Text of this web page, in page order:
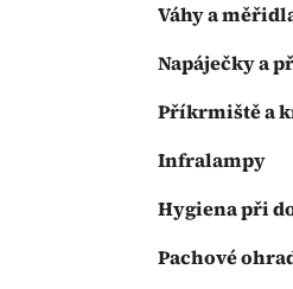
Váhy a
Napáječky a
Příkrmiště a
Infralampy
Hygiena při
Pachové